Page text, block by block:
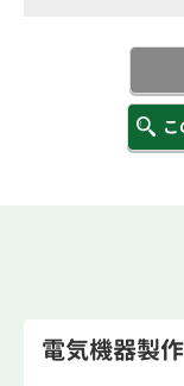
電気機器製